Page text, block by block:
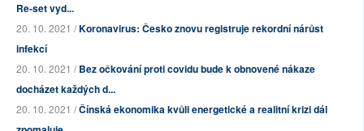
Re-set vyd...
20. 10. 2021 /Koronavirus: Česko znovu registruje rekordní nárůst
infekcí
20. 10. 2021 /Bez očkování proti covidu bude k obnovené nákaze
docházet každých d...
20. 10. 2021 /Čínská ekonomika kvůli energetické a realitní krizi dál